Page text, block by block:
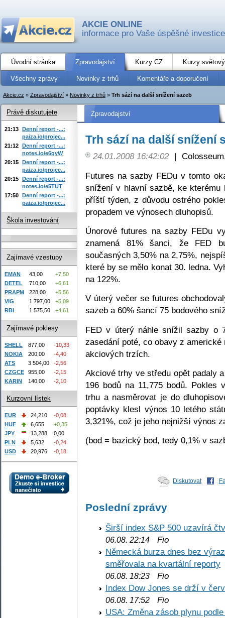
AKCIE ONLINE
informace pro Vaše úspěšné investice
Úvodní stránka Zpravodajství Kurzy CZ Kurzy
Všechny zprávy Novinky z trhů Komentáře a doporučení
Akcie.cz » Zpravodajství » Novinky z trhů » Trh sází na další snížení sazeb
Zpravodajství
Trh sází na další snížení
24.01.2008 16:42:02 |
Futures na sazby FEDu v tomto
snížení v hlavní sazbě, ke kterému
příští týden, z důvodu ostrého
propadem ve výnosech dluhopisů.
Únorové futures na sazby FEDu
znamená 81% šanci, že FED
současných 3,50% na 2,75%,
které by se mělo konat 30. ledna.
na 122%.
V úterý večer se futures
sazeb a 60% šancí 75 bodového
FED v úterý náhle snížil sazby o
zasedání poté, co obavy z
akciových trzích.
Akciové trhy ve středu opět padaly
196 bodů na 11,775 bodů. Pokles
trhu a nasměrovat je do
poptávky klesl výnos 10 letého
3,321%, což je jeho nejnižší výnos
(bod = bazický bod, tedy 0,1% v
Diskutovat
Poslední zprávy
Širší index S&P 500 uzavírá
06.08. 22:14 Fio
Německá burza dnes bez
směřovala na kvartální reporty
06.08. 18:23 Fio
Index Dow Jones se drží v
06.08. 17:52 Fio
USA: Změna zásob plynu
Právě diskutujete
21:13 Denní report -...:
paiza.io/projec...
21:12 Denní report -...:
notes.io/e6qyW
20:15 Denní report -...:
paiza.io/projec...
20:15 Denní report -...:
notes.io/e5TUT
17:50 Denní report -...:
paiza.io/projec...
Škola investování
Zajímavé vzestupy
EMAN 43,00
+7,50
DETEL
710,00
+6,61
PRAPM
228,00
+5,56
VIG
1 797,00
+5,09
RBI
1 575,50 +4,61
Zajímavé poklesy
SHELL 877,00
-10,33
NOKIA
200,00
-4,40
ATS
3 504,00
-2,56
CZGCE
955,00
-2,15
KARIN
140,00 -2,10
Kurzovní lístek
EUR 24,210
-0,08
HUF
6,655
+0,35
JPY
13,288
0,00
PLN
5,632
-0,24
USD
20,976 -0,18